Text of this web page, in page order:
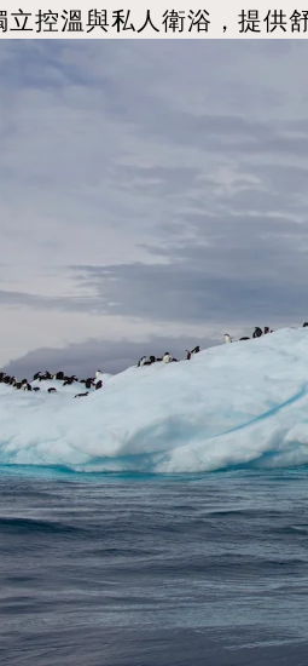
立控溫與私人衛浴，提供